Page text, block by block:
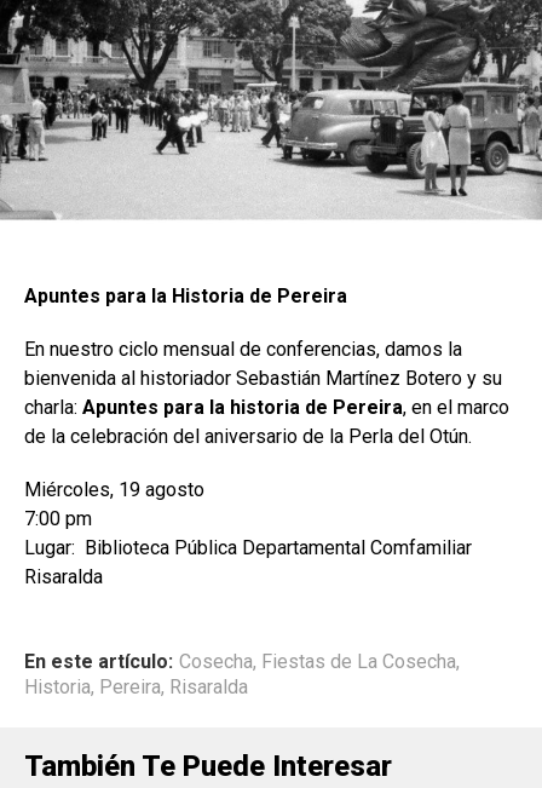
Apuntes para la Historia de Pereira
En nuestro ciclo mensual de conferencias, damos la
bienvenida al historiador Sebastián Martínez Botero y su
charla: Apuntes para la historia de Pereira, en el marco
de la celebración del aniversario de la Perla del Otún.
Miércoles, 19 agosto
7:00 pm
Lugar: Biblioteca Pública Departamental Comfamiliar
Risaralda
En este artículo: Cosecha, Fiestas de La Cosecha,
Historia, Pereira, Risaralda
También Te Puede Interesar